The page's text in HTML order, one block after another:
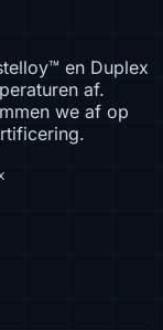
en Duplex
af.
we af op